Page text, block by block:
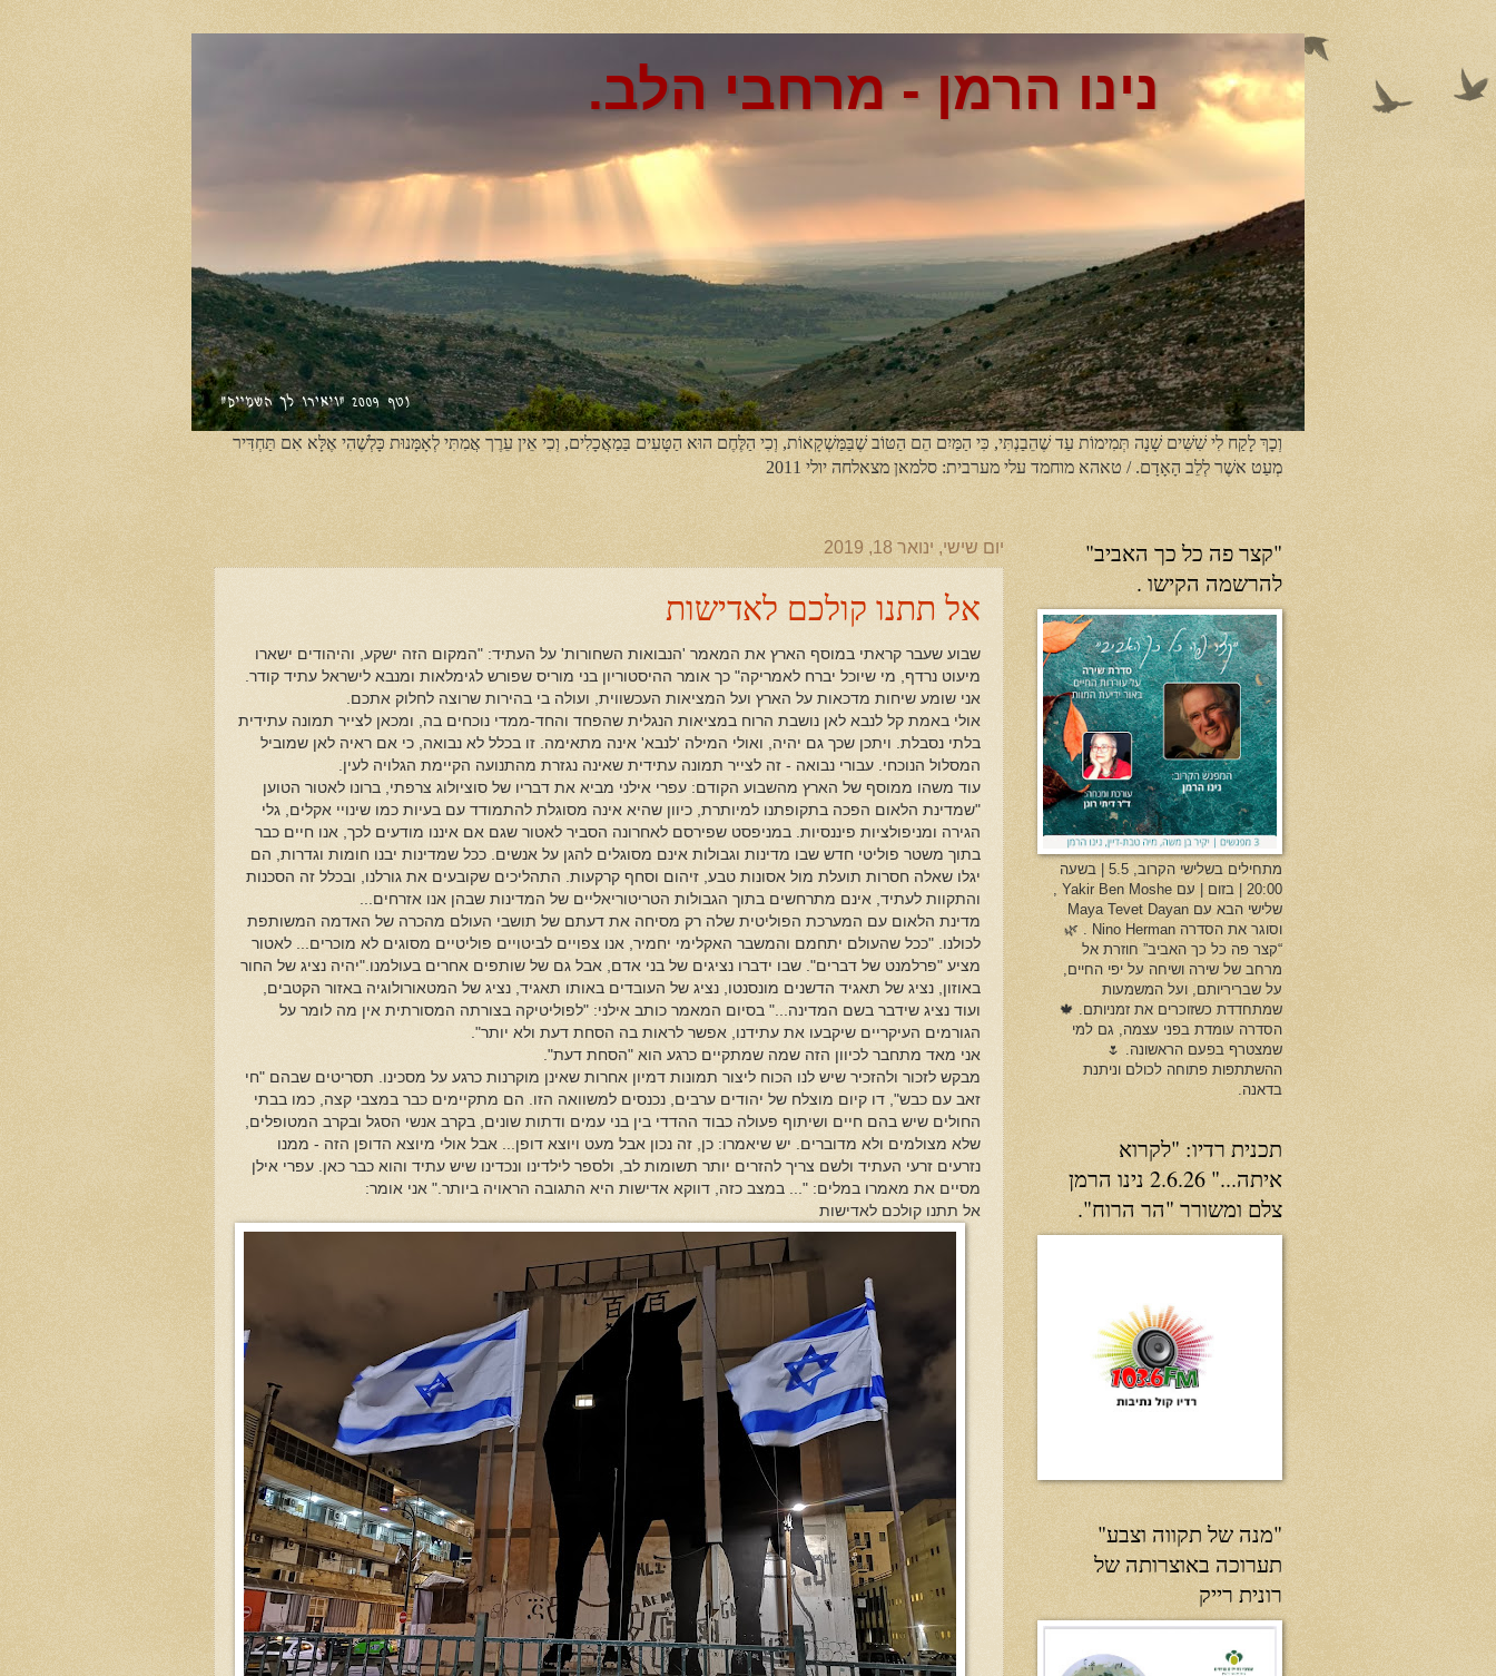
נינו הרמן - מרחבי הלב.
וְכָךְ לָקַח לִי שִׁשִּׁים שָׁנָה תְּמִימוֹת עַד שֶׁהֵבַנְתִּי, כִּי הַמַּיִם הֵם הַטּוֹב שֶׁבַּמַּשְׁקָאוֹת, וְכִי הַלֶּחֶם הוּא הַטָּעִים בַּמַאֲכָלִים, וְכִי אֵין עֵרֶך אֲמִתִּי לְאָמָּנוּת כָּלְשֶׁהִי אֶלָּא אִם תַּחְדִּיר
מְעַט אשֶׁר לְלֵב הָאָדָם. / טאהא מוחמד עלי מערבית: סלמאן מצאלחה יולי 2011
יום שישי, ינואר 18, 2019
אל תתנו קולכם לאדישות
שבוע שעבר קראתי במוסף הארץ את המאמר 'הנבואות השחורות' על העתיד: "המקום הזה ישקע, והיהודים ישארו
מיעוט נרדף, מי שיוכל יברח לאמריקה" כך אומר ההיסטוריון בני מוריס שפורש לגימלאות ומנבא לישראל עתיד קודר.
אני שומע שיחות מדכאות על הארץ ועל המציאות העכשווית, ועולה בי בהירות שרוצה לחלוק אתכם.
אולי באמת קל לנבא לאן נושבת הרוח במציאות הנגלית שהפחד והחד-ממדי נוכחים בה, ומכאן לצייר תמונה עתידית
בלתי נסבלת. ויתכן שכך גם יהיה, ואולי המילה 'לנבא' אינה מתאימה. זו בכלל לא נבואה, כי אם ראיה לאן שמוביל
המסלול הנוכחי. עבורי נבואה - זה לצייר תמונה עתידית שאינה נגזרת מהתנועה הקיימת הגלויה לעין.
עוד משהו ממוסף של הארץ מהשבוע הקודם: עפרי אילני מביא את דבריו של סוציולוג צרפתי, ברונו לאטור הטוען
"שמדינת הלאום הפכה בתקופתנו למיותרת, כיוון שהיא אינה מסוגלת להתמודד עם בעיות כמו שינויי אקלים, גלי
הגירה ומניפולציות פיננסיות. במניפסט שפירסם לאחרונה הסביר לאטור שגם אם איננו מודעים לכך, אנו חיים כבר
בתוך משטר פוליטי חדש שבו מדינות וגבולות אינם מסוגלים להגן על אנשים. ככל שמדינות יבנו חומות וגדרות, הם
יגלו שאלה חסרות תועלת מול אסונות טבע, זיהום וסחף קרקעות. התהליכים שקובעים את גורלנו, ובכלל זה הסכנות
והתקוות לעתיד, אינם מתרחשים בתוך הגבולות הטריטוריאליים של המדינות שבהן אנו אזרחים...
מדינת הלאום עם המערכת הפוליטית שלה רק מסיחה את דעתם של תושבי העולם מהכרה של האדמה המשותפת
לכולנו. "ככל שהעולם יתחמם והמשבר האקלימי יחמיר, אנו צפויים לביטויים פוליטיים מסוגים לא מוכרים... לאטור
מציע "פרלמנט של דברים". שבו ידברו נציגים של בני אדם, אבל גם של שותפים אחרים בעולמנו."יהיה נציג של החור
באוזון, נציג של תאגיד הדשנים מונסנטו, נציג של העובדים באותו תאגיד, נציג של המטאורולוגיה באזור הקטבים,
ועוד נציג שידבר בשם המדינה..." בסיום המאמר כותב אילני: "לפוליטיקה בצורתה המסורתית אין מה לומר על
הגורמים העיקריים שיקבעו את עתידנו, אפשר לראות בה הסחת דעת ולא יותר".
אני מאד מתחבר לכיוון הזה שמה שמתקיים כרגע הוא "הסחת דעת".
מבקש לזכור ולהזכיר שיש לנו הכוח ליצור תמונות דמיון אחרות שאינן מוקרנות כרגע על מסכינו. תסריטים שבהם "חי
זאב עם כבש", דו קיום מוצלח של יהודים ערבים, נכנסים למשוואה הזו. הם מתקיימים כבר במצבי קצה, כמו בבתי
החולים שיש בהם חיים ושיתוף פעולה כבוד ההדדי בין בני עמים ודתות שונים, בקרב אנשי הסגל ובקרב המטופלים,
שלא מצולמים ולא מדוברים. יש שיאמרו: כן, זה נכון אבל מעט ויוצא דופן... אבל אולי מיוצא הדופן הזה - ממנו
נזרעים זרעי העתיד ולשם צריך להזרים יותר תשומות לב, ולספר לילדינו ונכדינו שיש עתיד והוא כבר כאן. עפרי אילן
מסיים את מאמרו במלים: "... במצב כזה, דווקא אדישות היא התגובה הראויה ביותר." אני אומר:
אל תתנו קולכם לאדישות
"קצר פה כל כך האביב"
להרשמה הקישו .
מתחילים בשלישי הקרוב, 5.5 | בשעה
20:00 | בזום | עם Yakir Ben Moshe ,
שלישי הבא עם Maya Tevet Dayan
וסוגר את הסדרה Nino Herman . 🌿
“קצר פה כל כך האביב” חוזרת אל
מרחב של שירה ושיחה על יפי החיים,
על שבריריותם, ועל המשמעות
שמתחדדת כשזוכרים את זמניותם. 🍁
הסדרה עומדת בפני עצמה, גם למי
שמצטרף בפעם הראשונה. 🌷
ההשתתפות פתוחה לכולם וניתנת
בדאנה.
תכנית רדיו: "לקרוא
איתה..." 2.6.26 נינו הרמן
צלם ומשורר "הר הרוח".
"מנה של תקווה וצבע"
תערוכה באוצרותה של
רונית רייק